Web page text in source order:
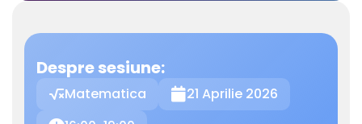
Despre sesiune:
Matematica 21 Aprilie 2026